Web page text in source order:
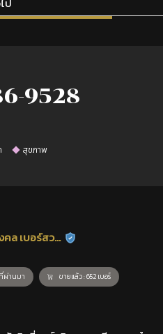
9528
สุขภาพ
ล เบอร์สวย ร้านยืนยันแล้ว
ผ่านมา ขายแล้ว : 652 เบอร์